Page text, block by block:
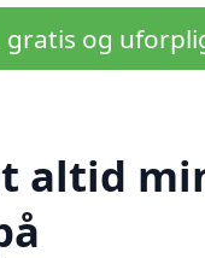
gratis og
altid